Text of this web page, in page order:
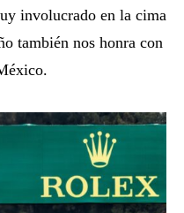
involucrado en la cima
también nos honra con